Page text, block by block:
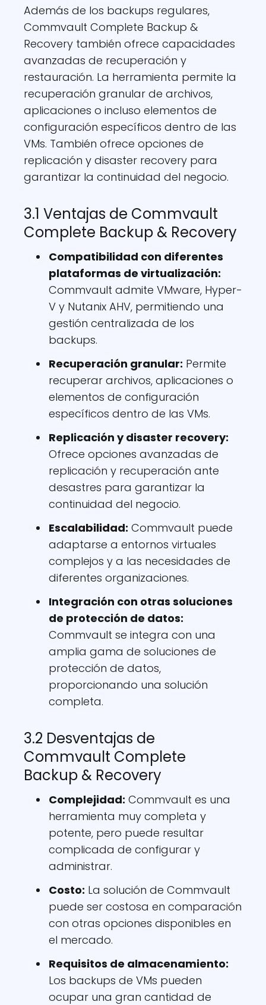
Además de los backups regulares,
Commvault Complete Backup &
Recovery también ofrece capacidades
avanzadas de recuperación y
restauración. La herramienta permite la
recuperación granular de archivos,
aplicaciones o incluso elementos de
configuración específicos dentro de las
VMs. También ofrece opciones de
replicación y disaster recovery para
garantizar la continuidad del negocio.
3.1 Ventajas de Commvault
Complete Backup & Recovery
Compatibilidad con diferentes
plataformas de virtualización:
Commvault admite VMware, Hyper-
V y Nutanix AHV, permitiendo una
gestión centralizada de los
backups.
Recuperación granular: Permite
recuperar archivos, aplicaciones o
elementos de configuración
específicos dentro de las VMs.
Replicación y disaster recovery:
Ofrece opciones avanzadas de
replicación y recuperación ante
desastres para garantizar la
continuidad del negocio.
Escalabilidad: Commvault puede
adaptarse a entornos virtuales
complejos y a las necesidades de
diferentes organizaciones.
Integración con otras soluciones
de protección de datos:
Commvault se integra con una
amplia gama de soluciones de
protección de datos,
proporcionando una solución
completa.
3.2 Desventajas de
Commvault Complete
Backup & Recovery
Complejidad: Commvault es una
herramienta muy completa y
potente, pero puede resultar
complicada de configurar y
administrar.
Costo: La solución de Commvault
puede ser costosa en comparación
con otras opciones disponibles en
el mercado.
Requisitos de almacenamiento:
Los backups de VMs pueden
ocupar una gran cantidad de